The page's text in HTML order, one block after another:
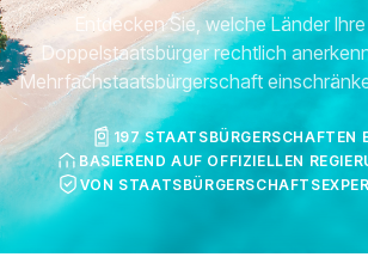
Entdecken Sie, welche Länder
Doppelstaatsbürger rechtlich
Mehrfachstaatsbürgerschaft
197 STAATSBÜRGERSCHAFTEN
BASIEREND AUF OFFIZIELLEN
VON